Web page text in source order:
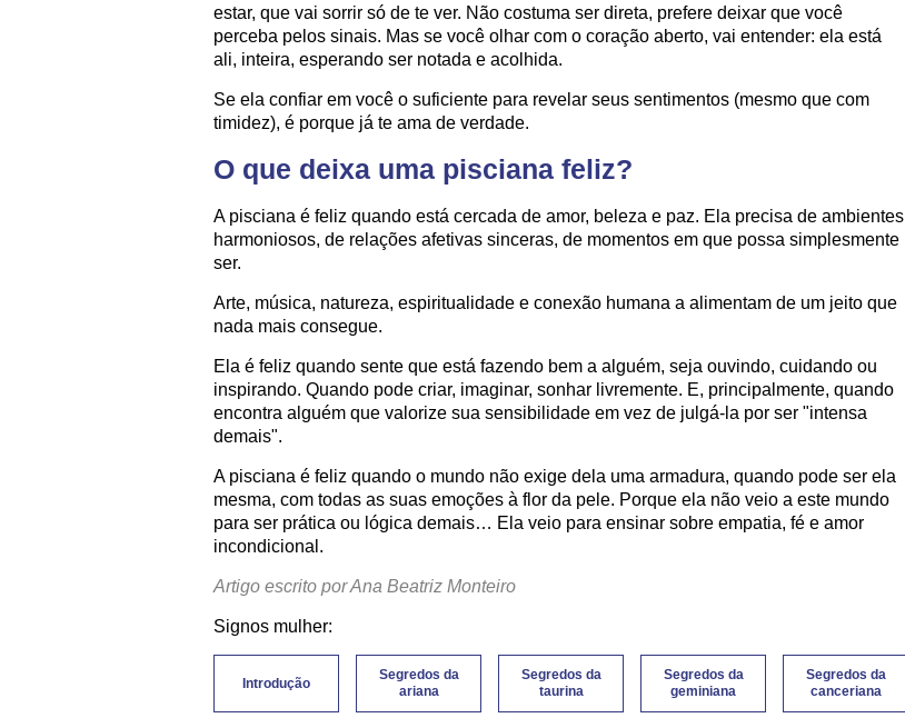
estar, que vai sorrir só de te ver. Não costuma ser direta, prefere deixar que você
perceba pelos sinais. Mas se você olhar com o coração aberto, vai entender: ela está
ali, inteira, esperando ser notada e acolhida.
Se ela confiar em você o suficiente para revelar seus sentimentos (mesmo que com
timidez), é porque já te ama de verdade.
O que deixa uma pisciana feliz?
A pisciana é feliz quando está cercada de amor, beleza e paz. Ela precisa de ambientes
harmoniosos, de relações afetivas sinceras, de momentos em que possa simplesmente
ser.
Arte, música, natureza, espiritualidade e conexão humana a alimentam de um jeito que
nada mais consegue.
Ela é feliz quando sente que está fazendo bem a alguém, seja ouvindo, cuidando ou
inspirando. Quando pode criar, imaginar, sonhar livremente. E, principalmente, quando
encontra alguém que valorize sua sensibilidade em vez de julgá-la por ser "intensa
demais".
A pisciana é feliz quando o mundo não exige dela uma armadura, quando pode ser ela
mesma, com todas as suas emoções à flor da pele. Porque ela não veio a este mundo
para ser prática ou lógica demais… Ela veio para ensinar sobre empatia, fé e amor
incondicional.
Artigo escrito por Ana Beatriz Monteiro
Signos mulher:
Introdução
Segredos da
ariana
Segredos da
taurina
Segredos da
geminiana
Segredos da
canceriana